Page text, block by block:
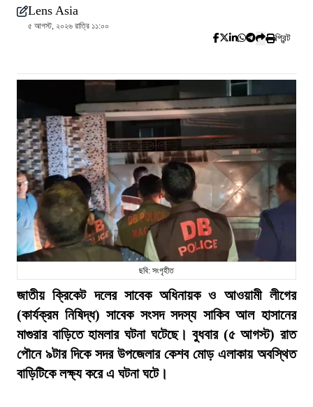
Lens Asia
৫ আগস্ট, ২০২৬ রাত্রি ১১:০০
প্রিন্ট
ছবি: সংগৃহীত
জাতীয় ক্রিকেট দলের সাবেক অধিনায়ক ও আওয়ামী লীগের
(কার্যক্রম নিষিদ্ধ) সাবেক সংসদ সদস্য সাকিব আল হাসানের
মাগুরার বাড়িতে হামলার ঘটনা ঘটেছে। বুধবার (৫ আগস্ট) রাত
পৌনে ৯টার দিকে সদর উপজেলার কেশব মোড় এলাকায় অবস্থিত
বাড়িটিকে লক্ষ্য করে এ ঘটনা ঘটে।